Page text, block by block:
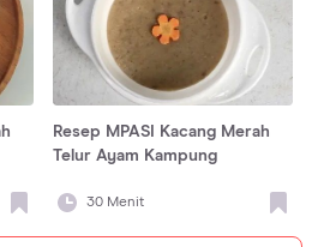
Resep MPASI Kacang Merah
Telur Ayam Kampung
30 Menit